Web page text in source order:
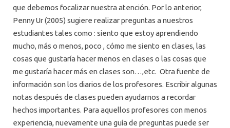
que debemos focalizar nuestra atención. Por lo anterior,
Penny Ur (2005) sugiere realizar preguntas a nuestros
estudiantes tales como : siento que estoy aprendiendo
mucho, más o menos, poco , cómo me siento en clases, las
cosas que gustaría hacer menos en clases o las cosas que
me gustaría hacer más en clases son…,etc. Otra fuente de
información son los diarios de los profesores. Escribir algunas
notas después de clases pueden ayudarnos a recordar
hechos importantes. Para aquellos profesores con menos
experiencia, nuevamente una guía de preguntas puede ser